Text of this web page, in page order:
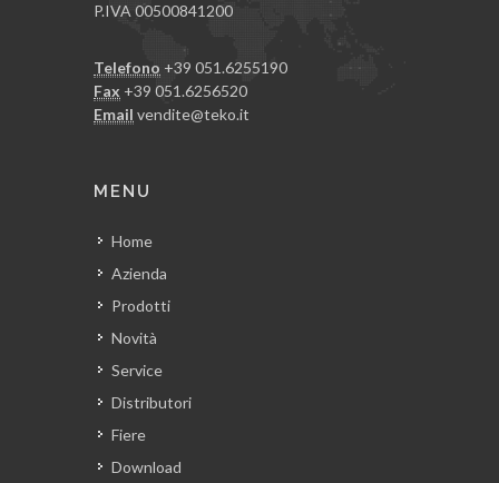
P.IVA 00500841200
Telefono +39 051.6255190
Fax +39 051.6256520
Email vendite@teko.it
MENU
Home
Azienda
Prodotti
Novità
Service
Distributori
Fiere
Download